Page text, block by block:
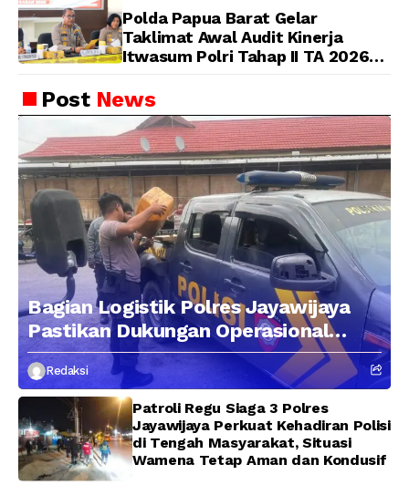
Polda Papua Barat Gelar
Taklimat Awal Audit Kinerja
Itwasum Polri Tahap II TA 2026
Pengendalian
PostNews
Bagian Logistik Polres Jayawijaya
Pastikan Dukungan Operasional
Kepolisian Berjalan Optimal
Redaksi
Patroli Regu Siaga 3 Polres
Jayawijaya Perkuat Kehadiran Polisi
di Tengah Masyarakat, Situasi
Wamena Tetap Aman dan Kondusif